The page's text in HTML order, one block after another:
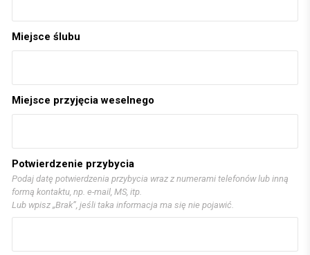
Miejsce ślubu
Miejsce przyjęcia weselnego
Potwierdzenie przybycia
Podaj datę potwierdzenia przybycia wraz z numerami telefonów lub inną
formą kontaktu, np. e-mail, MS, itp.
Lub wpisz „Brak”, jeśli taka informacja ma się nie pojawić.